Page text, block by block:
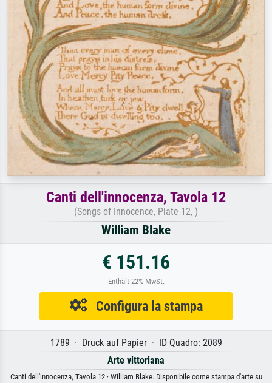
Canti dell'innocenza, Tavola 12
(Songs of Innocence, Plate 12, )
William Blake
€ 151.16
Enthält 22% MwSt.
Configura la stampa
1789 · Druck auf Papier · ID Quadro: 2089
Arte vittoriana
Canti dell'innocenza, Tavola 12 · William Blake. Disponibile come stampa d'arte su